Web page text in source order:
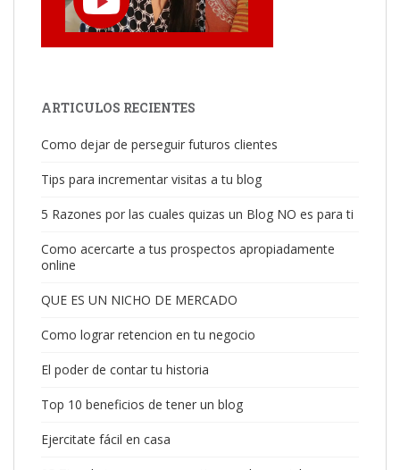
ARTICULOS RECIENTES
Como dejar de perseguir futuros clientes
Tips para incrementar visitas a tu blog
5 Razones por las cuales quizas un Blog NO es para ti
Como acercarte a tus prospectos apropiadamente
online
QUE ES UN NICHO DE MERCADO
Como lograr retencion en tu negocio
El poder de contar tu historia
Top 10 beneficios de tener un blog
Ejercitate fácil en casa